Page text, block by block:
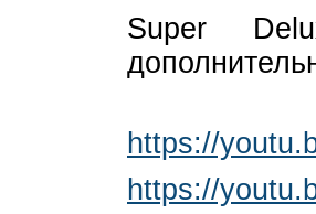
Super
https://
https://